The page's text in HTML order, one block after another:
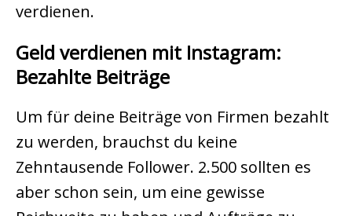
verdienen.
Geld verdienen mit Instagram:
Bezahlte Beiträge
Um für deine Beiträge von Firmen bezahlt
zu werden, brauchst du keine
Zehntausende Follower. 2.500 sollten es
aber schon sein, um eine gewisse